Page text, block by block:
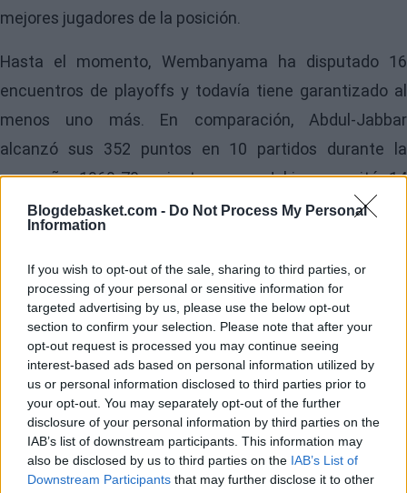
Blogdebasket.com - Do Not Process My Personal
Information
If you wish to opt-out of the sale, sharing to third parties, or
processing of your personal or sensitive information for
targeted advertising by us, please use the below opt-out
section to confirm your selection. Please note that after your
opt-out request is processed you may continue seeing
interest-based ads based on personal information utilized by
us or personal information disclosed to third parties prior to
your opt-out. You may separately opt-out of the further
disclosure of your personal information by third parties on the
IAB’s list of downstream participants. This information may
also be disclosed by us to third parties on the IAB’s List of
Downstream Participants that may further disclose it to other
mejores jugadores de la posición.
Hasta el momento, Wembanyama ha disputado 16
encuentros de playoffs y todavía tiene garantizado al
menos uno más. En comparación, Abdul-Jabbar
alcanzó sus 352 puntos en 10 partidos durante la
campaña 1969-70, mientras que Jokic necesitó 14
encuentros en la temporada 2018-19.
para alcanzar la marca, el logro sigue reflejando el
enorme impacto que está teniendo en su primera
experiencia en la lucha por el título.
Image
Dominio en ambos